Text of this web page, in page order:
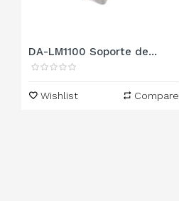
DA-LM1100 Soporte de...
Wishlist Compare